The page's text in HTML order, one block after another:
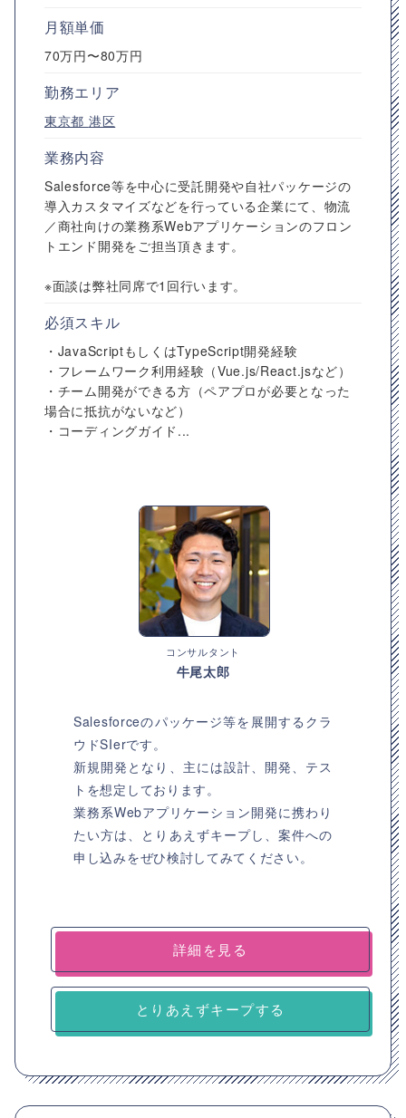
月額単価
70万円〜80万円
勤務エリア
東京都 港区
業務内容
Salesforce等を中心に受託開発や自社パッケージの
導入カスタマイズなどを行っている企業にて、物流
／商社向けの業務系Webアプリケーションのフロン
トエンド開発をご担当頂きます。
※面談は弊社同席で1回行います。
必須スキル
・JavaScriptもしくはTypeScript開発経験
・フレームワーク利用経験（Vue.js/React.jsなど）
・チーム開発ができる方（ペアプロが必要となった
場合に抵抗がないなど）
・コーディングガイド...
コンサルタント
牛尾太郎
Salesforceのパッケージ等を展開するクラ
ウドSIerです。
新規開発となり、主には設計、開発、テス
トを想定しております。
業務系Webアプリケーション開発に携わり
たい方は、とりあえずキープし、案件への
申し込みをぜひ検討してみてください。
詳細を見る
とりあえずキープする